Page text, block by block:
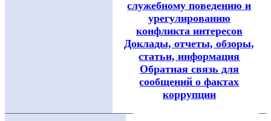
служебному поведению и
урегулированию
конфликта интересов
Доклады, отчеты, обзоры,
статьи, информация
Обратная связь для
сообщений о фактах
коррупции